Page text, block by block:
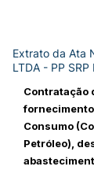
Extrato da Ata
LTDA - PP
Contratação
Consumo
Petróleo),